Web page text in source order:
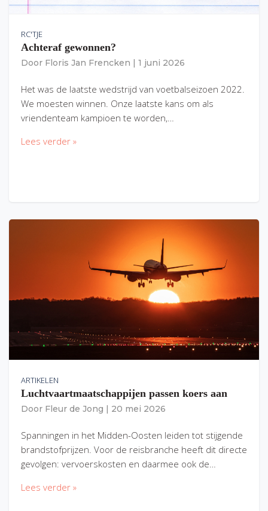
RC'TJE
Achteraf gewonnen?
Door Floris Jan Frencken 1 juni 2026
Het was de laatste wedstrijd van voetbalseizoen 2022.
We moesten winnen. Onze laatste kans om als
vriendenteam kampioen te worden,…
Lees verder »
ARTIKELEN
Luchtvaartmaatschappijen passen koers aan
Door Fleur de Jong 20 mei 2026
Spanningen in het Midden-Oosten leiden tot stijgende
brandstofprijzen. Voor de reisbranche heeft dit directe
gevolgen: vervoerskosten en daarmee ook de…
Lees verder »